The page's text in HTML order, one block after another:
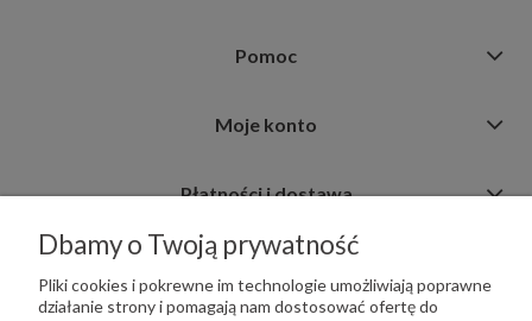
Pomoc
Moje konto
Płatności i dostawa
Informacje
Dbamy o Twoją prywatność
Pliki cookies i pokrewne im technologie umożliwiają poprawne
działanie strony i pomagają nam dostosować ofertę do